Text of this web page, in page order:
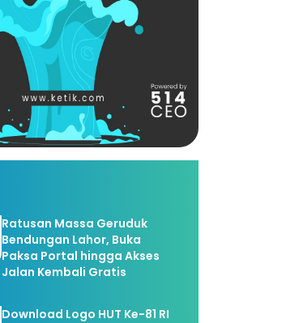
Ratusan Massa Geruduk
Bendungan Lahor, Buka
Paksa Portal hingga Akses
Jalan Kembali Gratis
Download Logo HUT Ke-81 RI